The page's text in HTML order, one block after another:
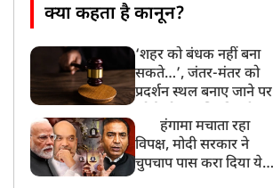
क्या कहता है कानून?
‘शहर को बंधक नहीं बना
सकते…’, जंतर-मंतर को
प्रदर्शन स्थल बनाए जाने पर
पुलिस से मांगा जवाब
हंगामा मचाता रहा
विपक्ष, मोदी सरकार ने
चुपचाप पास करा दिया ये